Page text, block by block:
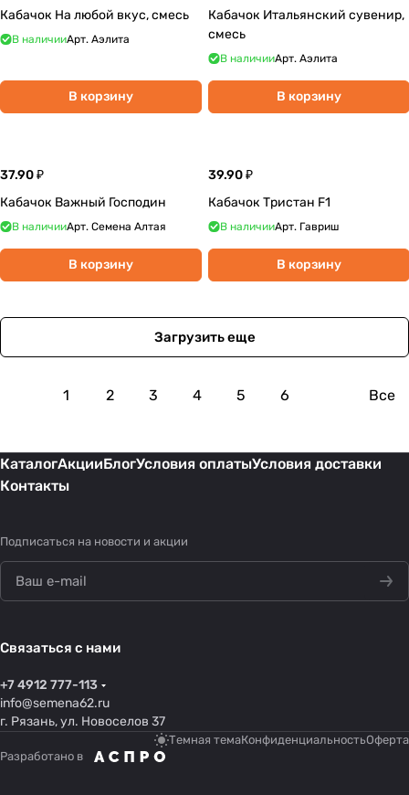
Кабачок На любой вкус, смесь
В наличииАрт. Аэлита
В корзину
Кабачок Итальянский сувенир,
смесь
В наличииАрт. Аэлита
В корзину
37.90 ₽
Кабачок Важный Господин
В наличииАрт. Семена Алтая
В корзину
39.90 ₽
Кабачок Тристан F1
В наличииАрт. Гавриш
В корзину
Загрузить еще
1 2 3 4 5 6 Все
КаталогАкцииБлогУсловия оплатыУсловия доставки
Контакты
Подписаться на новости и акции
Связаться с нами
+7 4912 777-113
info@semena62.ru
г. Рязань, ул. Новоселов 37
Темная темаКонфиденциальностьОферта
Разработано в